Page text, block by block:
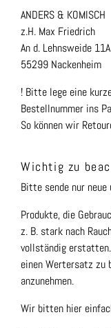
ANDERS & KOMISCH
z.H. Max Friedrich
An d. Lehnsweide 11A
55299 Nackenheim
! Bitte lege eine
Bestellnummer ins
So können wir
Wichtig zu
Bitte sende nur neue
Produkte, die
z. B. stark nach
vollständig
einen Wertersatz zu
anzunehmen.
Wir bitten hier